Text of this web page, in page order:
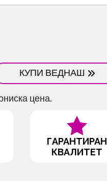
КУПИ ВЕДНАШ
цена.
ГАРАНТИРАН
КВАЛИТЕТ